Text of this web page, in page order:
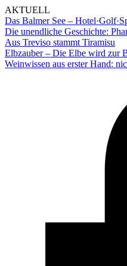
AKTUELL
Das Balmer See –
Die unendliche Geschichte:
Aus Treviso stammt Tiramisu
Elbzauber – Die Elbe wird zur
Weinwissen aus erster Hand: